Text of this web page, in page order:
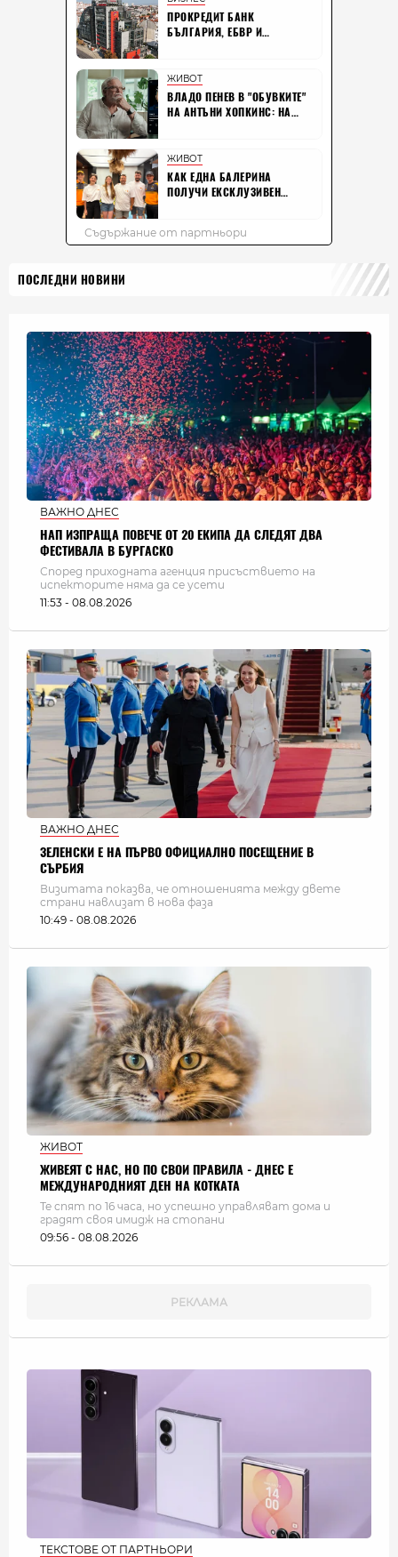
ПОСЛЕДНИ НОВИНИ
ВАЖНО ДНЕС
НАП ИЗПРАЩА ПОВЕЧЕ ОТ 20 ЕКИПА ДА СЛЕДЯТ ДВА
ФЕСТИВАЛА В БУРГАСКО
Според приходната агенция присъствието на
испекторите няма да се усети
11:53 - 08.08.2026
ВАЖНО ДНЕС
ЗЕЛЕНСКИ Е НА ПЪРВО ОФИЦИАЛНО ПОСЕЩЕНИЕ В
СЪРБИЯ
Визитата показва, че отношенията между двете
страни навлизат в нова фаза
10:49 - 08.08.2026
ЖИВОТ
ЖИВЕЯТ С НАС, НО ПО СВОИ ПРАВИЛА - ДНЕС Е
МЕЖДУНАРОДНИЯТ ДЕН НА КОТКАТА
Те спят по 16 часа, но успешно управляват дома и
градят своя имидж на стопани
09:56 - 08.08.2026
ТЕКСТОВЕ ОТ ПАРТНЬОРИ